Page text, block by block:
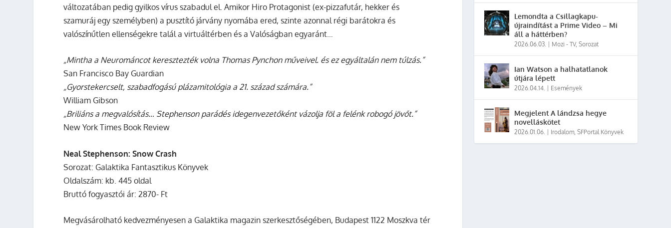
változatában pedig gyilkos vírus szabadul el. Amikor Hiro Protagonist (ex-pizzafutár, hekker és
szamuráj egy személyben) a pusztító járvány nyomába ered, szinte azonnal régi barátokra és
valószínűtlen ellenségekre talál a virtuáltérben és a Valóságban egyaránt…
„Mintha a Neurománcot keresztezték volna Thomas Pynchon műveivel. és ez egyáltalán nem túlzás.”
San Francisco Bay Guardian
„Gyorstekercselt, szabadfogású plázamitológia a 21. század számára.”
William Gibson
„Briliáns a megvalósítás… Stephenson parádés idegenvezetőként vázolja föl a felénk robogó jövőt.”
New York Times Book Review
Neal Stephenson: Snow Crash
Sorozat: Galaktika Fantasztikus Könyvek
Oldalszám: kb. 445 oldal
Bruttó fogyasztói ár: 2870- Ft
Megvásárolható kedvezményesen a Galaktika magazin szerkesztőségében, Budapest 1122 Moszkva tér
Lemondta a Csillagkapu-
újraindítást a Prime Video – Mi
áll a háttérben?
2026.06.03. Mozi - TV,Sorozat
Ian Watson a halhatatlanok
útjára lépett
2026.04.14. Események
Megjelent A lándzsa hegye
novelláskötet
2026.01.06. Irodalom,SFPortal Könyvek